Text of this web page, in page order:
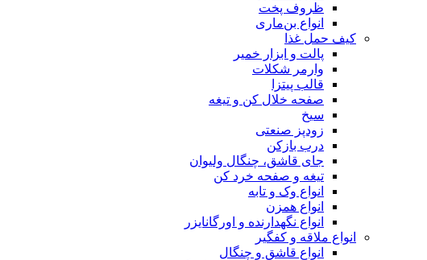
ظروف پخت
انواع بن‌ماری
کیف حمل غذا
پالت و ابزار خمیر
وارمر شکلات
قالب پیتزا
صفحه خلال کن و تیغه
سیخ
زودپز صنعتی
درب بازکن
جای قاشق، چنگال ولیوان
تیغه و صفحه خرد کن
انواع وک و تابه
انواع همزن
انواع نگهدارنده و اورگانایزر
انواع ملاقه و کفگیر
انواع قاشق و چنگال